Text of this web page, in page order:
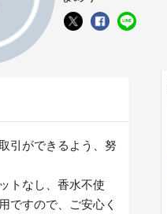
引ができるよう、努
トなし、香水不使
ですので、ご安心く